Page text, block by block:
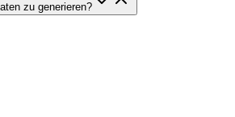
zu generieren?